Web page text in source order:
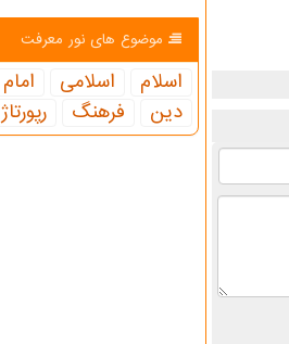
موضوع های نور معرفت
اسلام اسلامی امام
دین
فرهنگ رپورتاژ